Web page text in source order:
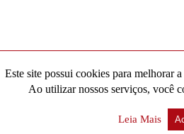
Este site possui cookies para melhorar
Ao utilizar nossos serviços, você
Leia Mais